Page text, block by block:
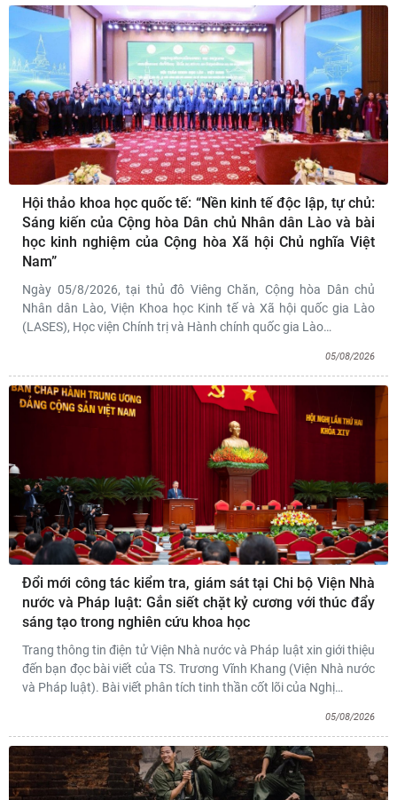
Hội thảo khoa học quốc tế: “Nền kinh tế độc lập, tự chủ:
Sáng kiến của Cộng hòa Dân chủ Nhân dân Lào và bài
học kinh nghiệm của Cộng hòa Xã hội Chủ nghĩa Việt
Nam”
Ngày 05/8/2026, tại thủ đô Viêng Chăn, Cộng hòa Dân chủ
Nhân dân Lào, Viện Khoa học Kinh tế và Xã hội quốc gia Lào
(LASES), Học viện Chính trị và Hành chính quốc gia Lào…
05/08/2026
Đổi mới công tác kiểm tra, giám sát tại Chi bộ Viện Nhà
nước và Pháp luật: Gắn siết chặt kỷ cương với thúc đẩy
sáng tạo trong nghiên cứu khoa học
Trang thông tin điện tử Viện Nhà nước và Pháp luật xin giới thiệu
đến bạn đọc bài viết của TS. Trương Vĩnh Khang (Viện Nhà nước
và Pháp luật). Bài viết phân tích tinh thần cốt lõi của Nghị…
05/08/2026